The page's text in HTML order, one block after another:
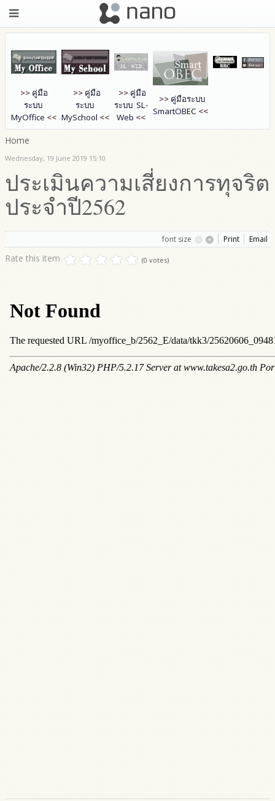
>> คู่มือ
ระบบ
MyOffice <<
>> คู่มือ
ระบบ
MySchool <<
>> คู่มือ
ระบบ SL-
Web <<
>> คู่มือระบบ
SmartOBEC <<
Home
Wednesday, 19 June 2019 15:10
ประเมินความเสี่ยงการทุจริต
ประจำปี2562
font size Print Email
Rate this item (0 votes)